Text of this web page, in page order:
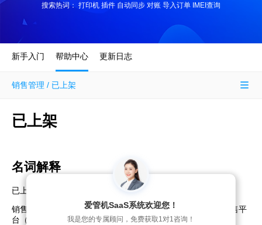
搜索热词： 打印机 插件 自动同步 对账 导入订单 IMEI查询
新手入门 帮助中心 更新日志
销售管理 / 已上架
已上架
名词解释
已上架物品列表
销售管理已上架-选择需要下架的物品-批量下架（批量更新销售平
台（客户）名称
爱管机SaaS系统欢迎您！
我是您的专属顾问，免费获取1对1咨询！